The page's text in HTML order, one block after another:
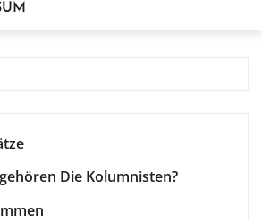
Die Kolumnisten?